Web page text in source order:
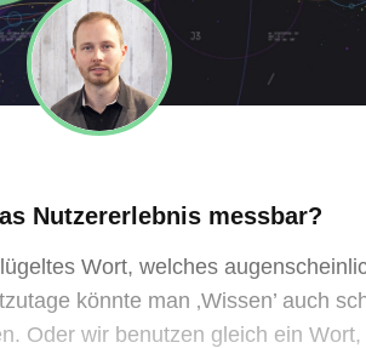
Nutzererlebnis messbar?
Wort, welches
könnte man ‚Wissen’ auch
Oder wir benutzen gleich ein